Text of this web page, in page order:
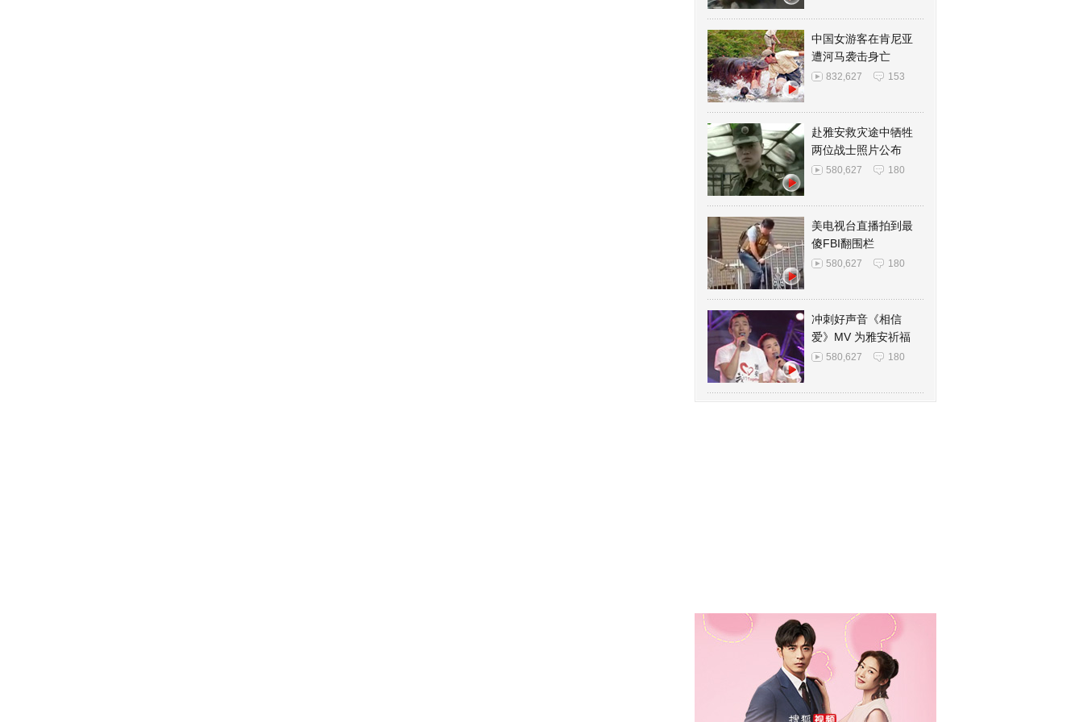
中国女游客在肯尼亚
遭河马袭击身亡
832,627 153
赴雅安救灾途中牺牲
两位战士照片公布
580,627 180
美电视台直播拍到最
傻FBI翻围栏
580,627 180
冲刺好声音《相信
爱》MV 为雅安祈福
580,627 180